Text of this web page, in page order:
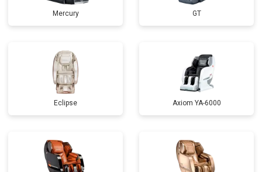
Mercury GT
Eclipse Axiom YA-6000